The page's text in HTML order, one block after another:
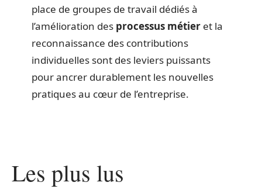
place de groupes de travail dédiés à
l’amélioration des processus métier et la
reconnaissance des contributions
individuelles sont des leviers puissants
pour ancrer durablement les nouvelles
pratiques au cœur de l’entreprise.
Les plus lus